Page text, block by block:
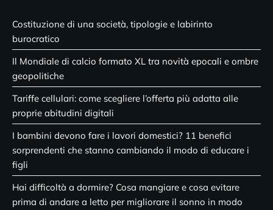
Costituzione di una società, tipologie e labirinto
burocratico
Il Mondiale di calcio formato XL tra novità epocali e ombre
geopolitiche
Tariffe cellulari: come scegliere l’offerta più adatta alle
proprie abitudini digitali
I bambini devono fare i lavori domestici? 11 benefici
sorprendenti che stanno cambiando il modo di educare i
figli
Hai difficoltà a dormire? Cosa mangiare e cosa evitare
prima di andare a letto per migliorare il sonno in modo